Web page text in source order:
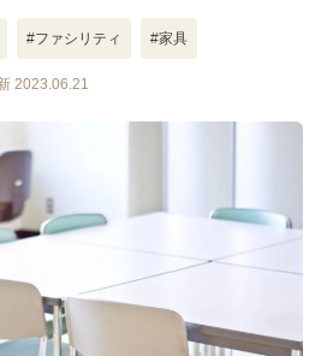
ウト #オフィス移転 #その他
#メリット
#コミュニケーション
ディング
#ファシリティ #家具
2023.06.21